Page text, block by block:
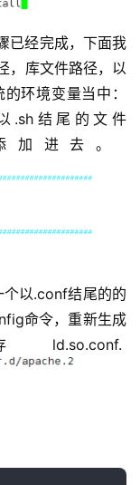
已经完成，下面我
，库文件路径，以
环境变量当中：
.sh结尾的文件
添加进去。
以.conf结尾的的
命令，重新生成